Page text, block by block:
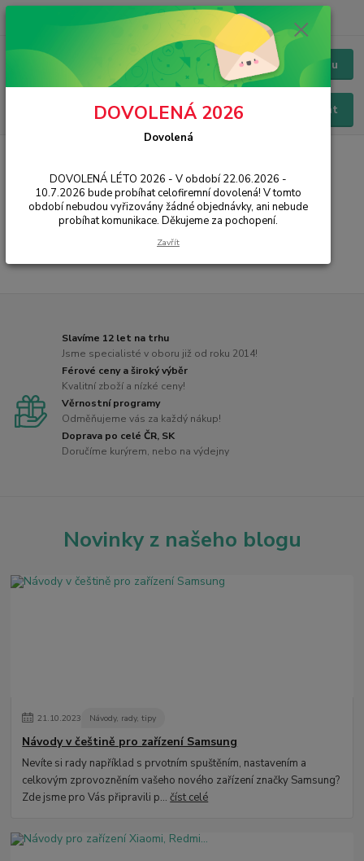
Menu
Hledat
Chat / Online podpora - 24/7
H815 G4
Slavíme 12 let na trhu
Jsme specialisté v oboru již od roku 2014!
Férové ceny a široký výběr
Kvalitní zboží a nízké ceny!
Věrnostní programy
Odměňujeme vás za každý nákup!
Doprava po celé ČR, SK
Doručíme kurýrem, nebo na výdejny
Novinky z našeho blogu
21.10.2023 Návody, rady, tipy
Návody v češtině pro zařízení Samsung
Nevíte si rady například s prvotním spuštěním, nastavením a
celkovým zprovozněním vašeho nového zařízení značky Samsung?
Zde jsme pro Vás připravili p...číst celé
DOVOLENÁ 2026
Dovolená
DOVOLENÁ LÉTO 2026 - V období 22.06.2026 -
10.7.2026 bude probíhat celofiremní dovolená! V tomto
období nebudou vyřizovány žádné objednávky, ani nebude
probíhat komunikace. Děkujeme za pochopení.
Zavřít